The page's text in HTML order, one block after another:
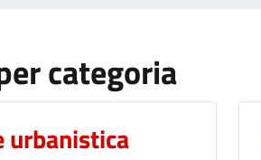
categoria
urbanistica